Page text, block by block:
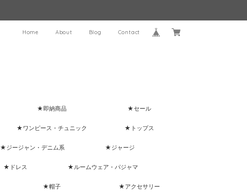
Home About Blog Contact
★即納商品 ★セール
★ワンピース・チュニック ★トップス
★ジージャン・デニム系 ★ジャージ
★ドレス ★ルームウェア・パジャマ
★帽子 ★アクセサリー